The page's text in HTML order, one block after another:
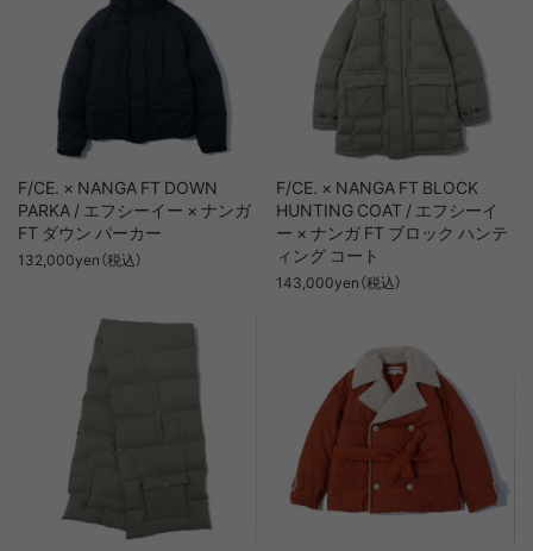
F/CE. × NANGA FT DOWN
PARKA / エフシーイー × ナンガ
FT ダウン パーカー
132,000yen（税込）
F/CE. × NANGA FT BLOCK
HUNTING COAT / エフシーイ
ー × ナンガ FT ブロック ハンテ
ィング コート
143,000yen（税込）